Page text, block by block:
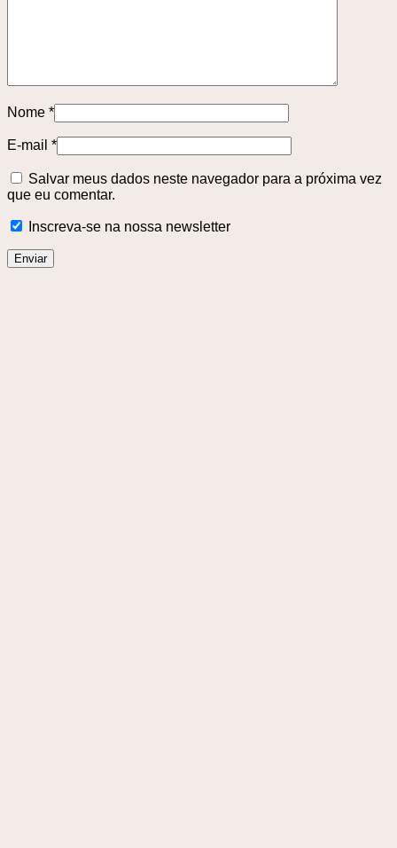
Nome *
E-mail *
Salvar meus dados neste navegador para a próxima vez
que eu comentar.
Inscreva-se na nossa newsletter